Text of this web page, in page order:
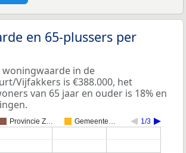
en 65-plussers per
in de
Vijfakkers is €388.000, het
van 65 jaar en ouder is 18% en
Provincie Z… Gemeente… 1/3